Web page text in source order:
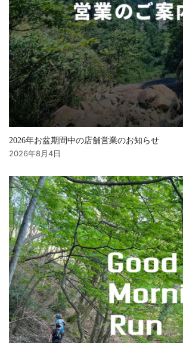
2026年お盆期間中の店舗営業のお知らせ
2026年8月4日